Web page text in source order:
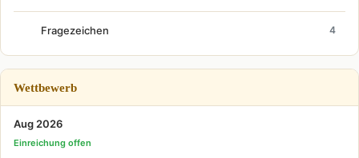
Fragezeichen 4
Wettbewerb
Aug 2026
Einreichung offen